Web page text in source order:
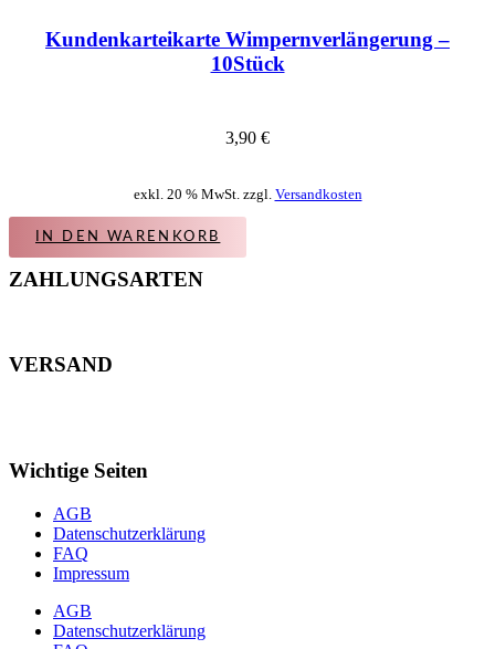
Kundenkarteikarte Wimpernverlängerung –
10Stück
3,90 €
exkl. 20 % MwSt. zzgl. Versandkosten
IN DEN WARENKORB
ZAHLUNGSARTEN
VERSAND
Wichtige Seiten
AGB
Datenschutzerklärung
FAQ
Impressum
AGB
Datenschutzerklärung